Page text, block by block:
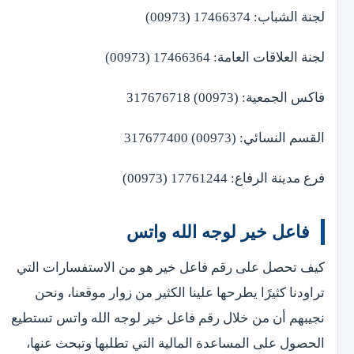
لجنة الشباب: 17466374 (00973)
لجنة العلاقات العامة: 17466364 (00973)
فاكس الجمعية: (00973) 317676718
القسم النسائي: (00973) 317677400
فرع مدينة الرفاع: 17761244 (00973)
فاعل خير لوجه الله واتس
كيف تحصل على رقم فاعل خير هو من الاستفسارات التي
تراودنا كثيرًا يطرحها علينا الكثير من زوار موقعنا، ونحن
نجيبهم أن من خلال رقم فاعل خير لوجه الله واتس تستطيع
الحصول على المساعدة المالية التي تطلبها وتبحث عنها،